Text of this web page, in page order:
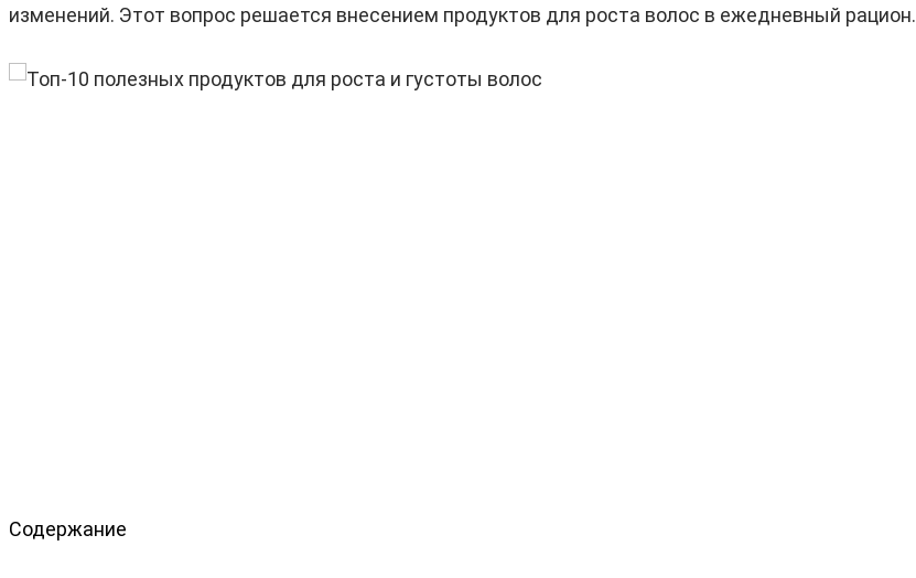
изменений. Этот вопрос решается внесением продуктов для роста волос в ежедневный рацион.
Содержание